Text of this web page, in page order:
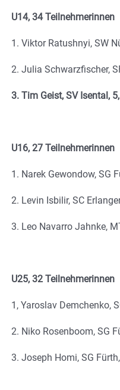
U14, 34 Teilnehmerinnen
1. Viktor Ratushnyi, SW
2. Julia Schwarzfischer,
3. Tim Geist, SV Isental,
U16, 27 Teilnehmerinnen
1. Narek Gewondow, SG
2. Levin Isbilir, SC
3. Leo Navarro Jahnke,
U25, 32 Teilnehmerinnen
1, Yaroslav Demchenko,
2. Niko Rosenboom, SG
3. Joseph Homi, SG